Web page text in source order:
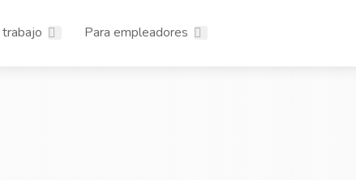
Para empleadores